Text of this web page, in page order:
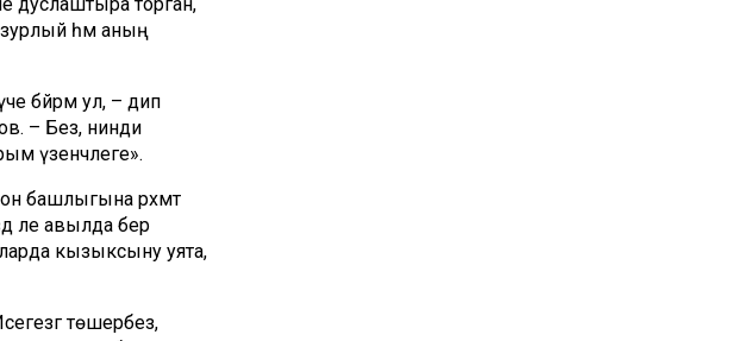
дуслаштыра торган,
һәм аның
бәйрәм ул, – дип
– Без, нинди
үзенчәлеге».
башлыгына рәхмәт
әле авылда бер
кызыксыну уята,
төшерәбез,